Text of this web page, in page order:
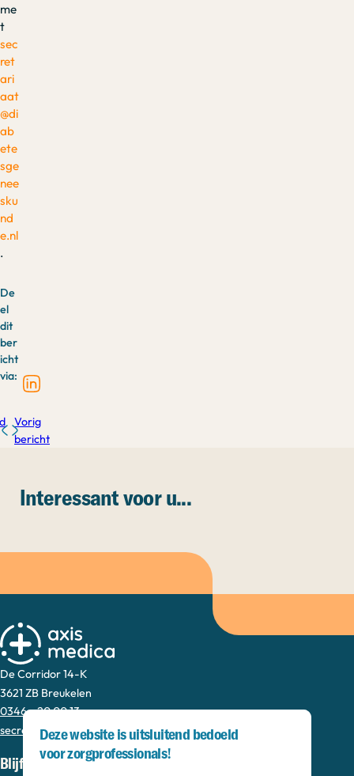
me
t
sec
ret
ari
aat
@di
ab
ete
sge
nee
sku
nd
e.nl
.
De
el
dit
ber
icht
via:
Vorig
bericht
Interessant voor u...
De Corridor 14-K
3621 ZB Breukelen
0346 - 20 00 13
secretariaat@axismedica.nl
Blijf op de hoogte via de maandelijkse nieuwsbrief
Deze website is uitsluitend bedoeld
voor zorgprofessionals!